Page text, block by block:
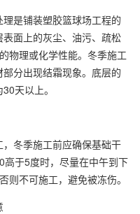
是铺装塑胶篮球场工程的
面上的灰尘、油污、疏松
物理或化学性能。冬季施工
分出现结霜现象。底层的
天以上。
冬季施工前应确保基础干
于5度时，尽量在中午到下
则不可施工，避免被冻伤。